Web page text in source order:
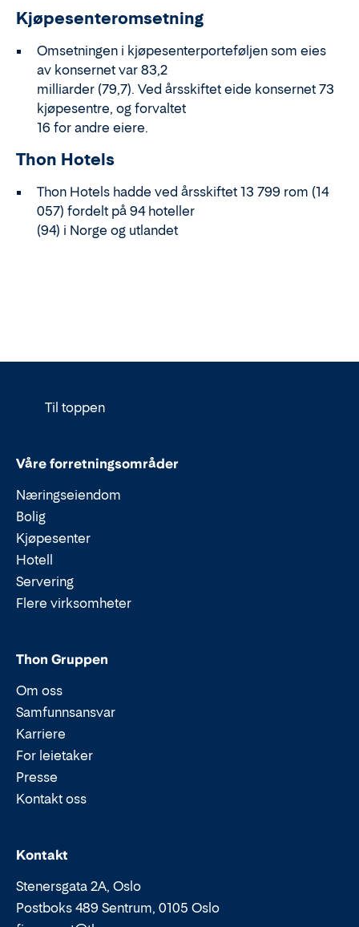
Kjøpesenteromsetning
Omsetningen i kjøpesenterporteføljen som eies
av konsernet var 83,2
milliarder (79,7). Ved årsskiftet eide konsernet 73
kjøpesentre, og forvaltet
16 for andre eiere.
Thon Hotels
Thon Hotels hadde ved årsskiftet 13 799 rom (14
057) fordelt på 94 hoteller
(94) i Norge og utlandet
Til toppen
Våre forretningsområder
Næringseiendom
Bolig
Kjøpesenter
Hotell
Servering
Flere virksomheter
Thon Gruppen
Om oss
Samfunnsansvar
Karriere
For leietaker
Presse
Kontakt oss
Kontakt
Stenersgata 2A, Oslo
Postboks 489 Sentrum, 0105 Oslo
Epost:
Telefon: